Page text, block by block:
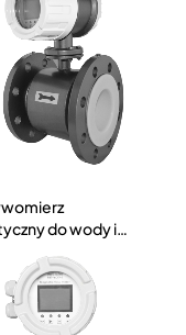
do wody i